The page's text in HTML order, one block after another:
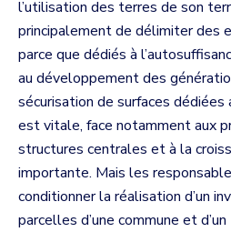
l’utilisation des terres de son
principalement de délimiter des
parce que dédiés à
au développement des
sécurisation de surfaces
est vitale, face notamment aux
structures centrales et à la
importante. Mais les
conditionner la réalisation d’un
parcelles d’une commune et